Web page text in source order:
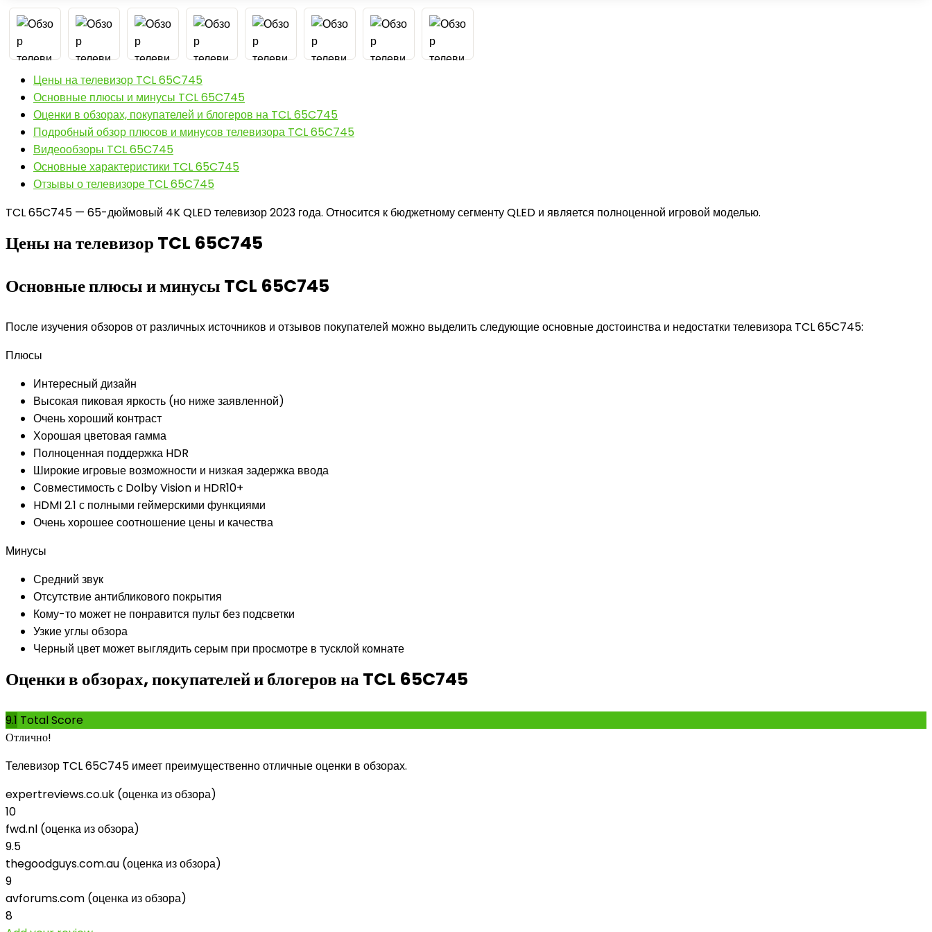
Цены на телевизор TCL 65C745
Основные плюсы и минусы TCL 65C745
Оценки в обзорах, покупателей и блогеров на TCL 65C745
Подробный обзор плюсов и минусов телевизора TCL 65C745
Видеообзоры TCL 65C745
Основные характеристики TCL 65C745
Отзывы о телевизоре TCL 65C745
TCL 65C745 — 65-дюймовый 4K QLED телевизор 2023 года. Относится к бюджетному сегменту QLED и является полноценной игровой моделью.
Цены на телевизор TCL 65C745
Основные плюсы и минусы TCL 65C745
После изучения обзоров от различных источников и отзывов покупателей можно выделить следующие основные достоинства и недостатки телевизора TCL 65C745:
Плюсы
Интересный дизайн
Высокая пиковая яркость (но ниже заявленной)
Очень хороший контраст
Хорошая цветовая гамма
Полноценная поддержка HDR
Широкие игровые возможности и низкая задержка ввода
Совместимость с Dolby Vision и HDR10+
HDMI 2.1 с полными геймерскими функциями
Очень хорошее соотношение цены и качества
Минусы
Средний звук
Отсутствие антибликового покрытия
Кому-то может не понравится пульт без подсветки
Узкие углы обзора
Черный цвет может выглядить серым при просмотре в тусклой комнате
Оценки в обзорах, покупателей и блогеров на TCL 65C745
9.1 Total Score
Отлично!
Телевизор TCL 65C745 имеет преимущественно отличные оценки в обзорах.
expertreviews.co.uk (оценка из обзора)
10
fwd.nl (оценка из обзора)
9.5
thegoodguys.com.au (оценка из обзора)
9
avforums.com (оценка из обзора)
8